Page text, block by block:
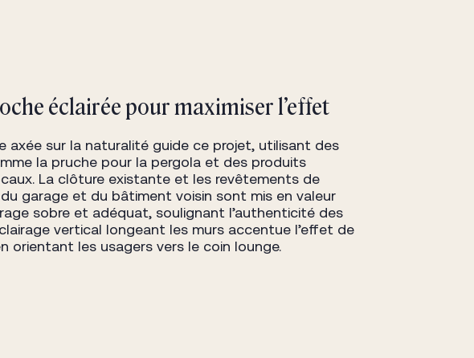
éclairée pour maximiser l’effet
axée sur la naturalité guide ce projet, utilisant des
la pruche pour la pergola et des produits
La clôture existante et les revêtements de
garage et du bâtiment voisin sont mis en valeur
sobre et adéquat, soulignant l’authenticité des
vertical longeant les murs accentue l’effet de
orientant les usagers vers le coin lounge.